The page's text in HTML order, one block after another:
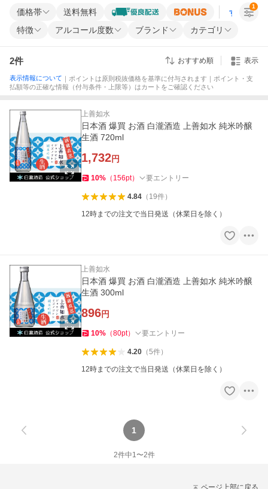
価格帯 送料無料 すべての条
特徴 アルコール度数 ブランド カテゴリ
1
2件 おすすめ順 表示
表示情報について ｜ポイントは原則税抜価格を基準に付与されます｜ポイント・支
払額等の正確な情報（付与条件・上限等）はカートをご確認ください
上善如水
日本酒 爆買 お酒 白瀧酒造 上善如水 純米吟醸
生酒 720ml
1,732円
10% （ 156pt） 要エントリー
4.84（ 19件）
12時までの注文で当日発送（休業日を除く）
上善如水
日本酒 爆買 お酒 白瀧酒造 上善如水 純米吟醸
生酒 300ml
896円
10% （80pt） 要エントリー
4.20（5件）
12時までの注文で当日発送（休業日を除く）
1
2件中1〜2件
ページ上部に戻る